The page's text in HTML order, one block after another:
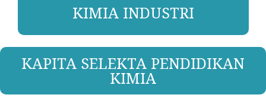
KIMIA INDUSTRI
KAPITA SELEKTA PENDIDIKAN
KIMIA